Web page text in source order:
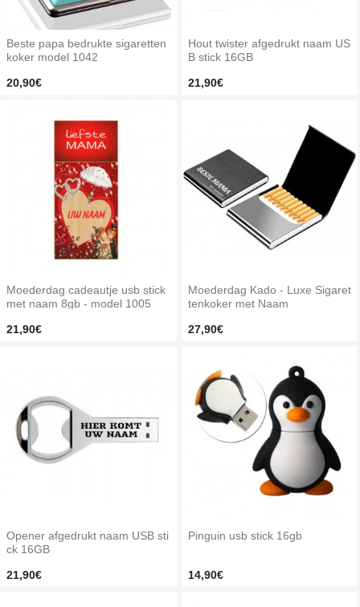
Beste papa bedrukte sigaretten
koker model 1042
20,90€
Hout twister afgedrukt naam US
B stick 16GB
21,90€
Moederdag cadeautje usb stick
met naam 8gb - model 1005
21,90€
Moederdag Kado - Luxe Sigaret
tenkoker met Naam
27,90€
Opener afgedrukt naam USB sti
ck 16GB
21,90€
Pinguin usb stick 16gb
14,90€